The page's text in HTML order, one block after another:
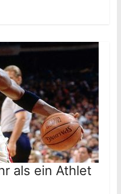
als ein Athlet